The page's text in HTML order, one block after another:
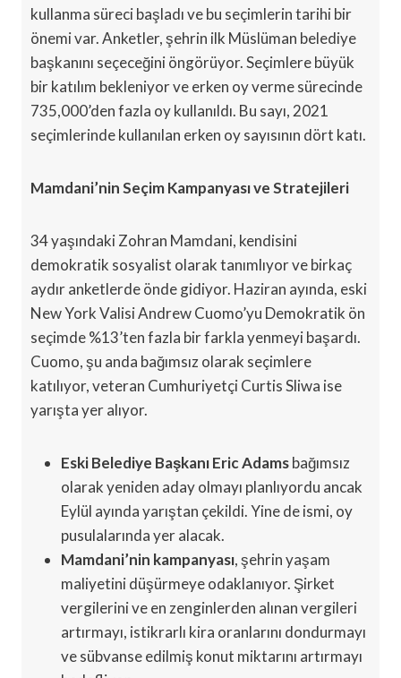
kullanma süreci başladı ve bu seçimlerin tarihi bir
önemi var. Anketler, şehrin ilk Müslüman belediye
başkanını seçeceğini öngörüyor. Seçimlere büyük
bir katılım bekleniyor ve erken oy verme sürecinde
735,000’den fazla oy kullanıldı. Bu sayı, 2021
seçimlerinde kullanılan erken oy sayısının dört katı.
Mamdani’nin Seçim Kampanyası ve Stratejileri
34 yaşındaki Zohran Mamdani, kendisini
demokratik sosyalist olarak tanımlıyor ve birkaç
aydır anketlerde önde gidiyor. Haziran ayında, eski
New York Valisi Andrew Cuomo’yu Demokratik ön
seçimde %13’ten fazla bir farkla yenmeyi başardı.
Cuomo, şu anda bağımsız olarak seçimlere
katılıyor, veteran Cumhuriyetçi Curtis Sliwa ise
yarışta yer alıyor.
Eski Belediye Başkanı Eric Adamsbağımsız
olarak yeniden aday olmayı planlıyordu ancak
Eylül ayında yarıştan çekildi. Yine de ismi, oy
pusulalarında yer alacak.
Mamdani’nin kampanyası, şehrin yaşam
maliyetini düşürmeye odaklanıyor. Şirket
vergilerini ve en zenginlerden alınan vergileri
artırmayı, istikrarlı kira oranlarını dondurmayı
ve sübvanse edilmiş konut miktarını artırmayı